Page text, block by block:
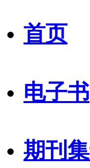
首页
电子书
期刊